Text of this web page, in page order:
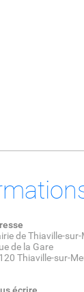
de Thiaville-
de la Gare
Thiaville-sur-